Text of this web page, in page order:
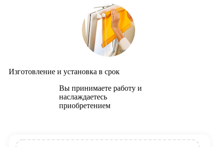
Изготовление и установка в срок
Вы принимаете работу и
наслаждаетесь
приобретением